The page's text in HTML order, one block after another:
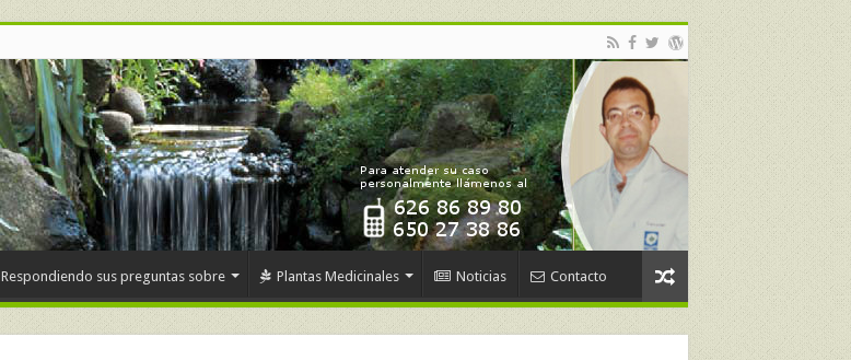
Respondiendo sus preguntas sobre Plantas Medicinales Noticias Contacto